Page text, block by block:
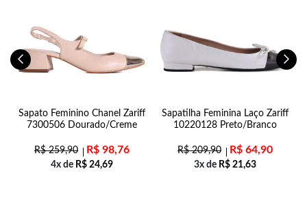
Sapato Feminino Chanel Zariff
7300506 Dourado/Creme
R$259,90 R$ 98,76
4x de R$ 24,69
Sapatilha Feminina Laço Zariff
10220128 Preto/Branco
R$209,90 R$ 64,90
3x de R$ 21,63